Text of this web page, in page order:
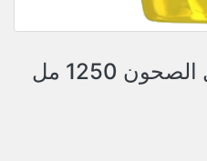
1250 مل